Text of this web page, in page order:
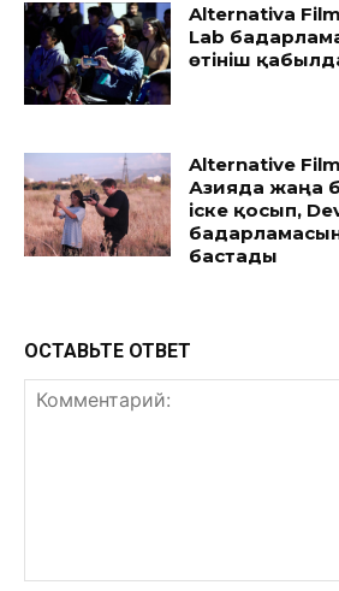
Alternativa
Lab
өтініш
Alternative
Азияда жаңа
іске қосып,
бастады
ОСТАВЬТЕ ОТВЕТ